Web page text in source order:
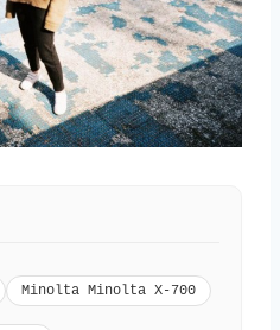
Minolta Minolta X-700